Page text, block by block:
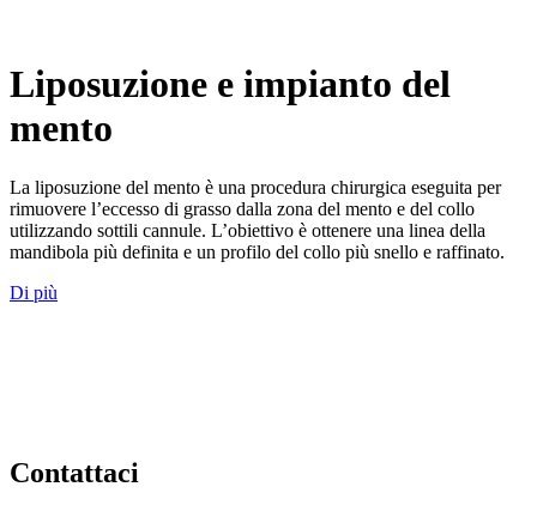
Liposuzione e impianto del
mento
La liposuzione del mento è una procedura chirurgica eseguita per
rimuovere l’eccesso di grasso dalla zona del mento e del collo
utilizzando sottili cannule. L’obiettivo è ottenere una linea della
mandibola più definita e un profilo del collo più snello e raffinato.
Di più
Contattaci